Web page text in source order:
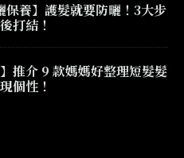
保養】護髮就要防曬！3大步
打結！
】推介 9 款媽媽好整理短髮髮
個性！